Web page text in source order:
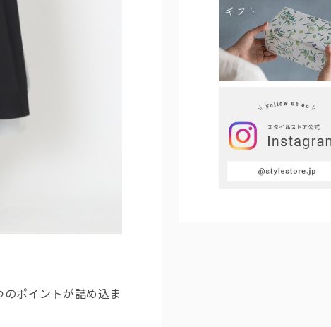
ポイントが詰め込ま